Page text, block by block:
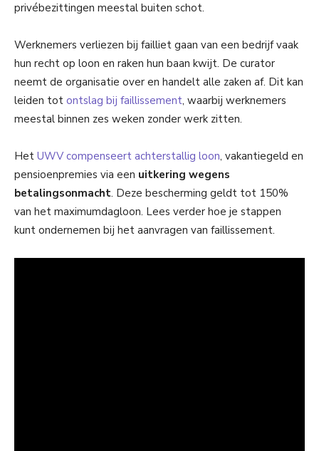
privébezittingen meestal buiten schot.
Werknemers verliezen bij failliet gaan van een bedrijf vaak
hun recht op loon en raken hun baan kwijt. De curator
neemt de organisatie over en handelt alle zaken af. Dit kan
leiden tot ontslag bij faillissement, waarbij werknemers
meestal binnen zes weken zonder werk zitten.
Het UWV compenseert achterstallig loon, vakantiegeld en
pensioenpremies via een uitkering wegens
betalingsonmacht. Deze bescherming geldt tot 150%
van het maximumdagloon. Lees verder hoe je stappen
kunt ondernemen bij het aanvragen van faillissement.